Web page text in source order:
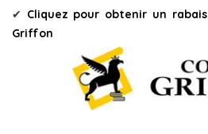
✔ Cliquez pour obtenir un
Griffon